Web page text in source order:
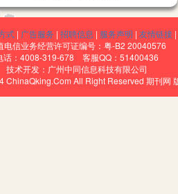
生认识立体化的历史、丰富生活常识。
慧。要寻找历史教学内容与生活实际
量地引导学生联系生活实际，使学生
式 | 广告服务 | 招聘信息 | 服务声明 | 友情链接 |
电信业务经营许可证编号：粤-B2 20040576
话：4008-319-678 客服QQ：51400436
技术开发：广州中同信息科技有限公司
ChinaQking.Com All Right Reserved 期刊网